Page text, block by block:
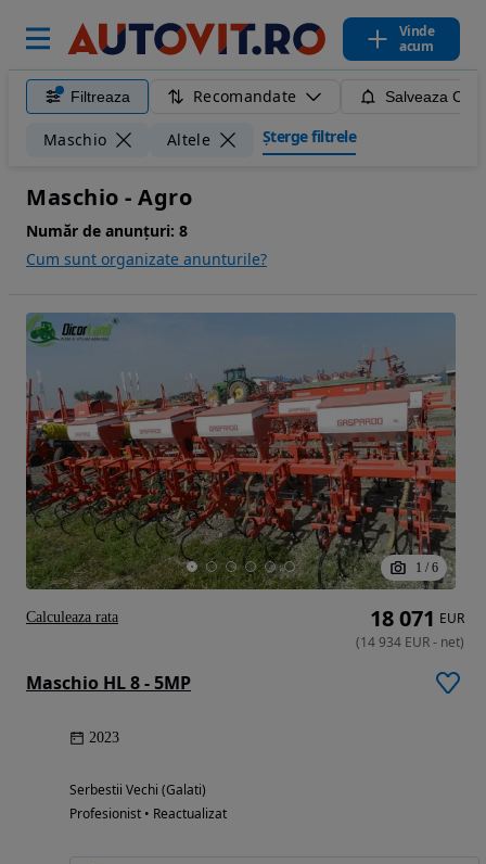
Vinde
acum
Filtreaza Recomandate Salveaza
Maschio Altele Șterge filtrele
Maschio - Agro
Număr de anunțuri: 8
Cum sunt organizate anunturile?
1 / 6
Maschio HL 8 - 5MP
2023
Serbestii Vechi (Galati)
Profesionist • Reactualizat
18 071 EUR
(14 934 EUR- net)
Calculeaza rata